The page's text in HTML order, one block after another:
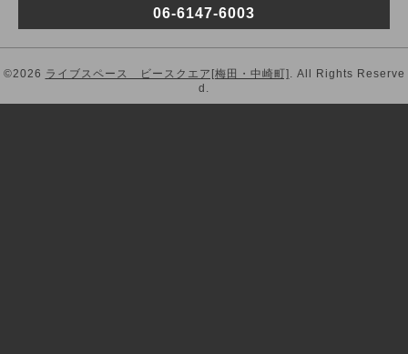
06-6147-6003
©2026 ライブスペース ビースクエア[梅田・中崎町] . All Rights Reserve
d.